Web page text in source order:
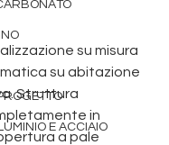
E ACCIAIO
su misura
su abitazione
Struttura
in
a pale